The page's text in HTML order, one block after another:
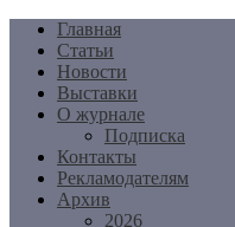
Перейти
содержимому
Главная
Статьи
Новости
Выставки
О журнале
Подписка
Контакты
Рекламодателям
Архив
2026